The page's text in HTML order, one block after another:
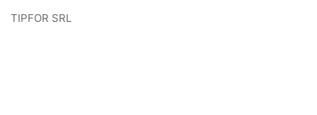
TIPFOR SRL